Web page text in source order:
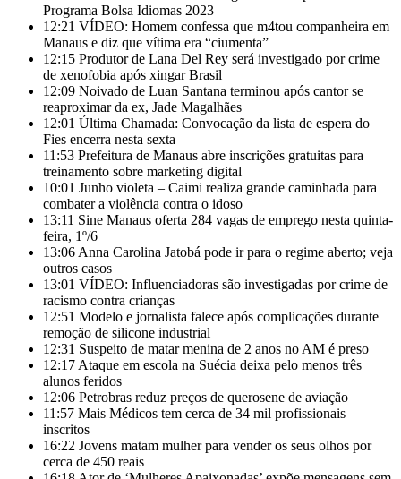
Programa Bolsa Idiomas 2023
12:21 VÍDEO: Homem confessa que m4tou companheira em
Manaus e diz que vítima era “ciumenta”
12:15 Produtor de Lana Del Rey será investigado por crime
de xenofobia após xingar Brasil
12:09 Noivado de Luan Santana terminou após cantor se
reaproximar da ex, Jade Magalhães
12:01 Última Chamada: Convocação da lista de espera do
Fies encerra nesta sexta
11:53 Prefeitura de Manaus abre inscrições gratuitas para
treinamento sobre marketing digital
10:01 Junho violeta – Caimi realiza grande caminhada para
combater a violência contra o idoso
13:11 Sine Manaus oferta 284 vagas de emprego nesta quinta-
feira, 1º/6
13:06 Anna Carolina Jatobá pode ir para o regime aberto; veja
outros casos
13:01 VÍDEO: Influenciadoras são investigadas por crime de
racismo contra crianças
12:51 Modelo e jornalista falece após complicações durante
remoção de silicone industrial
12:31 Suspeito de matar menina de 2 anos no AM é preso
12:17 Ataque em escola na Suécia deixa pelo menos três
alunos feridos
12:06 Petrobras reduz preços de querosene de aviação
11:57 Mais Médicos tem cerca de 34 mil profissionais
inscritos
16:22 Jovens matam mulher para vender os seus olhos por
cerca de 450 reais